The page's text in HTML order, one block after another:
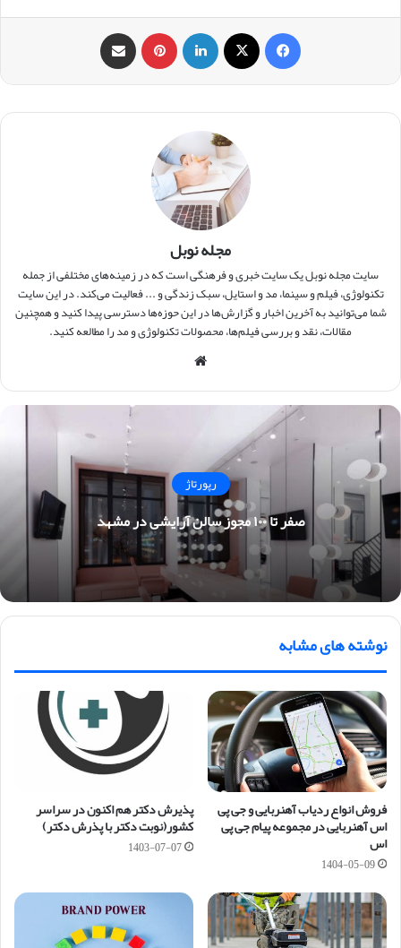
‫پین‌ترست
مجله نوبل
سایت مجله نوبل یک سایت خبری و فرهنگی است که در زمینه‌های مختلفی از جمله
تکنولوژی، فیلم و سینما، مد و استایل، سبک زندگی و ... فعالیت می‌کند. در این سایت
شما می‌توانید به آخرین اخبار و گزارش‌ها در این حوزه‌ها دسترسی پیدا کنید و همچنین
مقالات، نقد و بررسی فیلم‌ها، محصولات تکنولوژی و مد را مطالعه کنید.
رپورتاژ
صفر تا ۱۰۰ مجوز سالن آرایشی در مشهد
نوشته های مشابه
فروش انواع ردیاب آهنربایی و جی پی
اس آهنربایی در مجموعه پیام جی پی
اس
1404-05-09
پذیرش دکتر هم اکنون در سراسر
کشور(نوبت دکتر با پذرش دکتر)
1403-07-07